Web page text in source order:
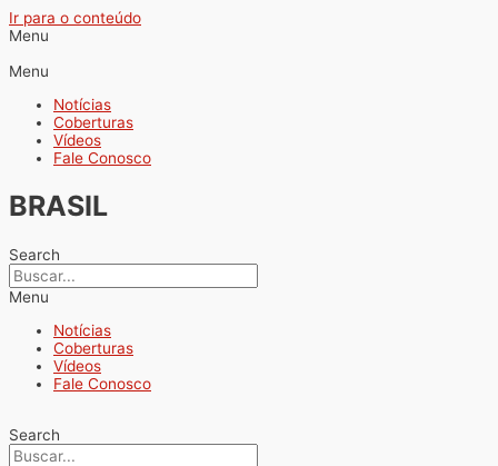
Ir para o conteúdo
Menu
Menu
Notícias
Coberturas
Vídeos
Fale Conosco
BRASIL
Search
Menu
Notícias
Coberturas
Vídeos
Fale Conosco
Search